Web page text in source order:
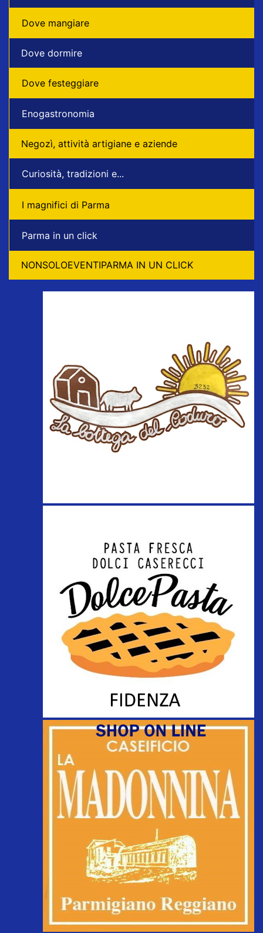
Dove mangiare
Dove dormire
Dove festeggiare
Enogastronomia
Negozì, attività artigiane e aziende
Curiosità, tradizioni e...
I magnifici di Parma
Parma in un click
NONSOLOEVENTIPARMA IN UN CLICK